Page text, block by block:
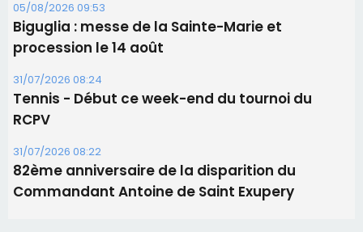
Les plus lus
Satine Nomary est la nouvelle Miss Corse 2026
d'un spectacle qui ne reviendra pas avant 2081
Éclipse du 12 août : Où s'installer en Corse pour
profiter pleinement du spectacle ?